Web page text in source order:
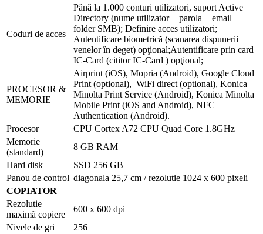
Coduri de acces
Până la 1.000 conturi utilizatori, suport Active
Directory (nume utilizator + parola + email +
folder SMB); Definire acces utilizatori;
Autentificare biometrică (scanarea dispunerii
venelor în deget) opţional;Autentificare prin card
IC-Card (cititor IC-Card ) opţional;
PROCESOR &
MEMORIE
Airprint (iOS), Mopria (Android), Google Cloud
Print (optional), WiFi direct (optional), Konica
Minolta Print Service (Android), Konica Minolta
Mobile Print (iOS and Android), NFC
Authentication (Android).
Procesor
CPU Cortex A72 CPU Quad Core 1.8GHz
Memorie
(standard)
8 GB RAM
Hard disk
SSD 256 GB
Panou de control diagonala 25,7 cm / rezolutie 1024 x 600 pixeli
COPIATOR
Rezolutie
maximã copiere
600 x 600 dpi
Nivele de gri
256